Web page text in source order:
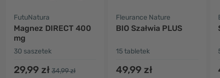
FutuNatura
Magnez DIRECT 400
mg
30 saszetek
29,99 zł 34,99 zł
Fleurance Nature
BIO Szałwia PLUS
15 tabletek
49,99 zł